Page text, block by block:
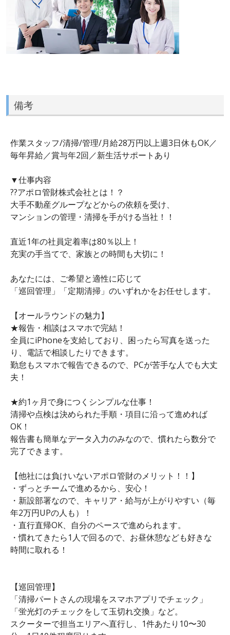
備考
作業スタッフ/清掃/管理/月給28万円以上週3日休もOK／
毎年昇給／賞与年2回／新生活サポートあり
▼仕事内容
??アポロ管財株式会社とは！？
大手不動産グループなどからの依頼を受け、
マンションの管理・清掃を手がける当社！！
直近1年の社員定着率は80％以上！
充実の手当てで、家族との時間も大切に！
あなたには、ご希望と適性に応じて
「巡回管理」「定期清掃」のいずれかをお任せします。
【オールラウンドの魅力】
★報告・相談はスマホで完結！
全員にiPhoneを支給しており、困ったら写真を送った
り、電話で相談したりできます。
勤怠もスマホで報告できるので、PCが苦手な人でも大丈
夫！
★約1ヶ月で身につくシンプルな仕事！
清掃や点検は決められた手順・項目に沿って進めれば
OK！
報告書も簡単なデータ入力のみなので、慣れたら数分で
完了できます。
【他社には負けいないアポロ管財のメリット！！】
・ずっとチームで進めるから、安心！
・新設部署なので、キャリア・給与が上がりやすい（毎
年2万円UPの人も）！
・直行直帰OK、自分のペースで進められます。
・慣れてきたら1人で回るので、お昼休憩なども好きな
時間に取れる！
【巡回管理】
「清掃パートさんの現場をスマホアプリでチェック」
「蛍光灯のチェックをして玉切れ交換」など。
スクーターで担当エリアへ直行し、1件あたり10〜30